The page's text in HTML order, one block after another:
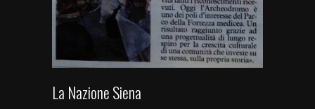
La Nazione Siena